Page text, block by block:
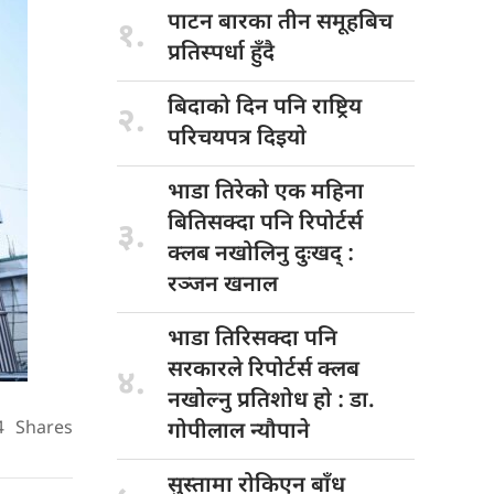
Shares
१. पाटन बारकातीन समूहबिच
प्रतिस्पर्धा हुँदै
२. बिदाको दिनपनि राष्ट्रिय
परिचयपत्र दिइयाे
३.
भाडा तिरेकोएक महिना
बितिसक्दा पनि रिपोर्टर्स
क्लब नखोलिनु दुःखद् :
रञ्जन खनाल
४.
भाडा तिरिसक्दापनि
सरकारले रिपोर्टर्स क्लब
नखोल्नु प्रतिशोध हाे : डा‍‍‍.
गोपीलाल न्यौपाने
सुस्तामा रोकिएनबाँध